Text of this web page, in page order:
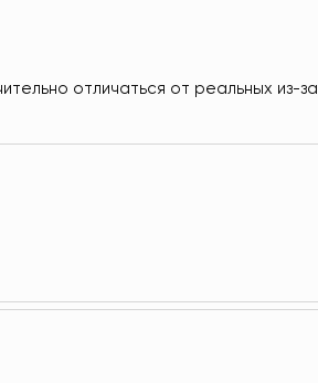
отличаться от реальных из-за